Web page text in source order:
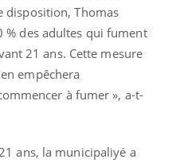
disposition, Thomas
% des adultes qui fument
21 ans. Cette mesure
empêchera
à fumer », a-t-
ans, la municipaliyé a